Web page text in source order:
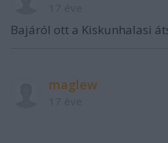
Bajáról ott a Kiskunhalasi
maglew